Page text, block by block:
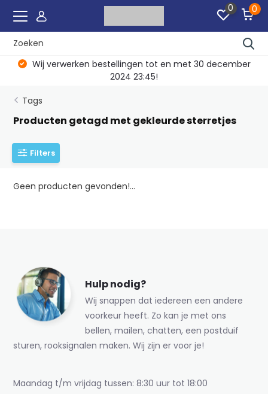
0 0
Wij verwerken bestellingen tot en met 30 december
2024 23:45!
Tags
Producten getagd met gekleurde sterretjes
Filters
Geen producten gevonden!...
Hulp nodig?
Wij snappen dat iedereen een andere
voorkeur heeft. Zo kan je met ons
bellen, mailen, chatten, een postduif
sturen, rooksignalen maken. Wij zijn er voor je!
Maandag t/m vrijdag tussen: 8:30 uur tot 18:00